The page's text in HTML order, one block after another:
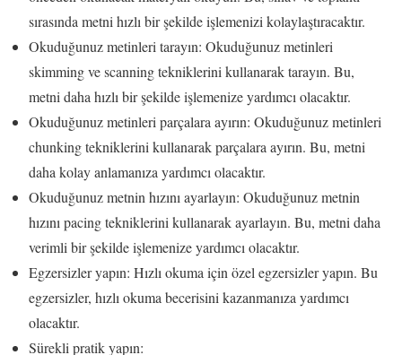
sırasında metni hızlı bir şekilde işlemenizi kolaylaştıracaktır.
Okuduğunuz metinleri tarayın: Okuduğunuz metinleri
skimming ve scanning tekniklerini kullanarak tarayın. Bu,
metni daha hızlı bir şekilde işlemenize yardımcı olacaktır.
Okuduğunuz metinleri parçalara ayırın: Okuduğunuz metinleri
chunking tekniklerini kullanarak parçalara ayırın. Bu, metni
daha kolay anlamanıza yardımcı olacaktır.
Okuduğunuz metnin hızını ayarlayın: Okuduğunuz metnin
hızını pacing tekniklerini kullanarak ayarlayın. Bu, metni daha
verimli bir şekilde işlemenize yardımcı olacaktır.
Egzersizler yapın: Hızlı okuma için özel egzersizler yapın. Bu
egzersizler, hızlı okuma becerisini kazanmanıza yardımcı
olacaktır.
Sürekli pratik yapın: